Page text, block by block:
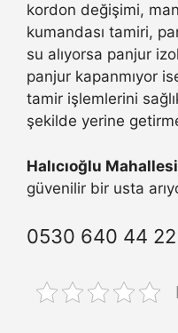
kordon değişimi,
kumandası tamiri,
su alıyorsa panjur
panjur kapanmıyor
tamir işlemlerini
şekilde yerine
Halıcıoğlu
güvenilir bir usta
0530 640 44 22